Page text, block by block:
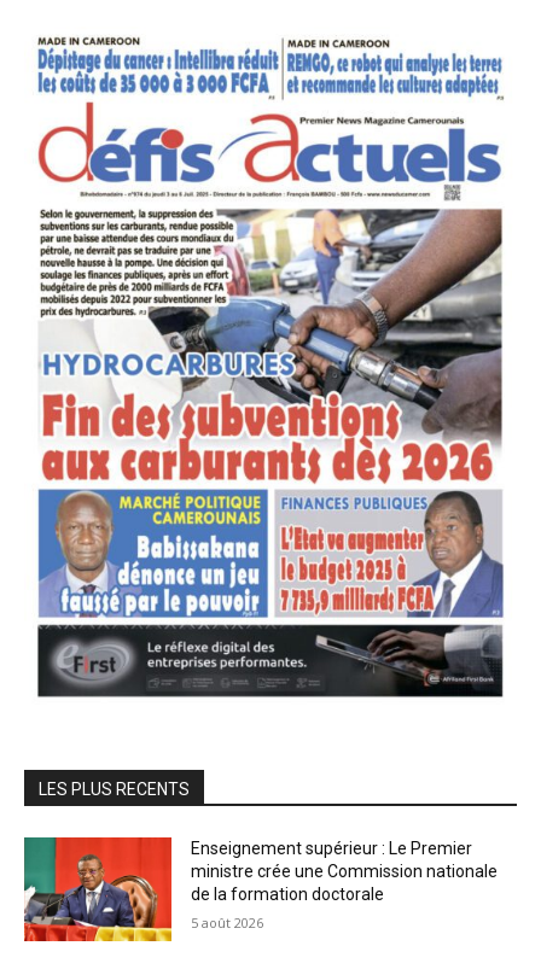
LES PLUS RECENTS
Enseignement supérieur : Le Premier
ministre crée une Commission nationale
de la formation doctorale
5 août 2026